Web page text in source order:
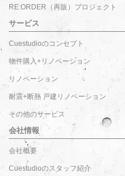
RE:ORDER（再販）プロジェクト
サービス
Cuestudioのコンセプト
物件購入+リノベーション
リノベーション
耐震+断熱 戸建リノベーション
その他のサービス
会社情報
会社概要
Cuestudioのスタッフ紹介